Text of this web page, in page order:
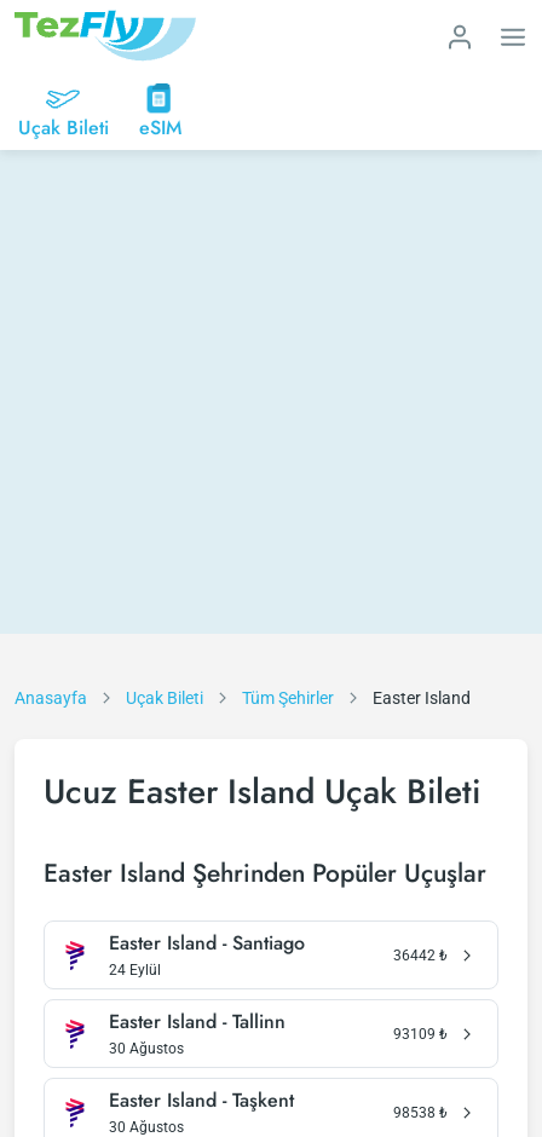
Uçak Bileti eSIM
Anasayfa Uçak Bileti Tüm Şehirler Easter Island
Ucuz Easter Island Uçak Bileti
Easter Island Şehrinden Popüler Uçuşlar
Easter Island - Santiago
24 Eylül
36442 ₺
Easter Island - Tallinn
30 Ağustos
93109 ₺
Easter Island - Taşkent
30 Ağustos
98538 ₺